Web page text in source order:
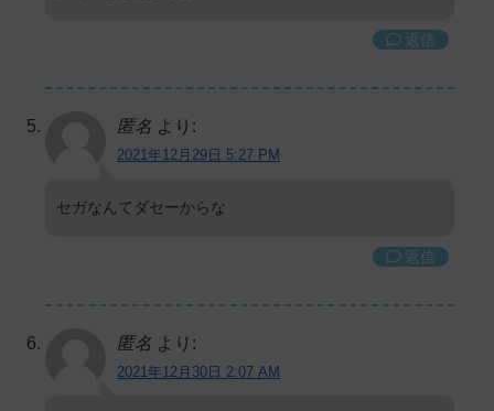
返信
匿名 より:
2021年12月29日 5:27 PM
セガなんてダセーからな
返信
匿名 より:
2021年12月30日 2:07 AM